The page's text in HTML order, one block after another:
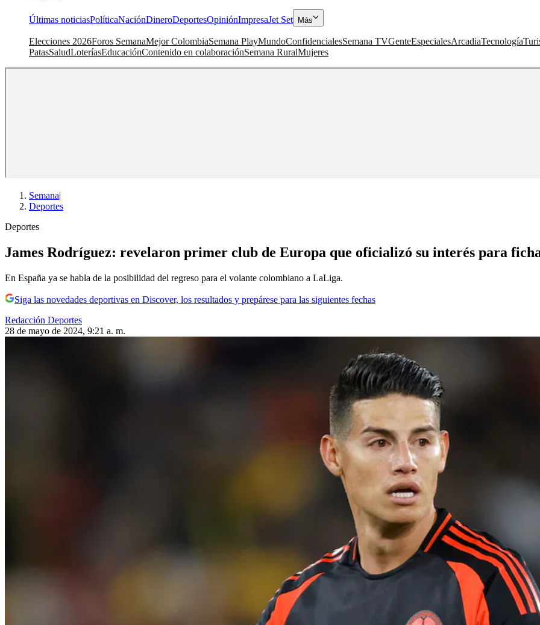
Últimas noticiasPolíticaNaciónDineroDeportesOpiniónImpresaJet Set Más
Elecciones 2026Foros SemanaMejor ColombiaSemana PlayMundoConfidencialesSemana TVGenteEspecialesArcadiaTecnología
PatasSaludLoteríasEducaciónContenido en colaboraciónSemana RuralMujeres
Semana|
Deportes
Deportes
James Rodríguez: revelaron primer club de Europa que oficializó su interés para
En España ya se habla de la posibilidad del regreso para el volante colombiano a LaLiga.
Siga las novedades deportivas en Discover, los resultados y prepárese para las siguientes fechas
Redacción Deportes
28 de mayo de 2024, 9:21 a. m.